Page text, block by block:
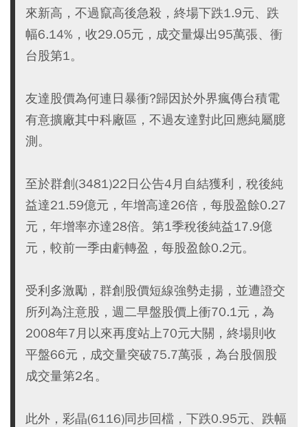
來新高，不過竄高後急殺，終場下跌1.9元、跌
幅6.14%，收29.05元，成交量爆出95萬張、衝
台股第1。
友達股價為何連日暴衝?歸因於外界瘋傳台積電
有意擴廠其中科廠區，不過友達對此回應純屬臆
測。
至於群創(3481)22日公告4月自結獲利，稅後純
益達21.59億元，年增高達26倍，每股盈餘0.27
元，年增率亦達28倍。第1季稅後純益17.9億
元，較前一季由虧轉盈，每股盈餘0.2元。
受利多激勵，群創股價短線強勢走揚，並遭證交
所列為注意股，週二早盤股價上衝70.1元，為
2008年7月以來再度站上70元大關，終場則收
平盤66元，成交量突破75.7萬張，為台股個股
成交量第2名。
此外，彩晶(6116)同步回檔，下跌0.95元、跌幅